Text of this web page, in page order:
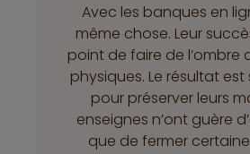
Avec les banques en
même chose. Leur
point de faire de l’ombre
physiques. Le résultat
pour préserver leurs
enseignes n’ont guère
que de fermer